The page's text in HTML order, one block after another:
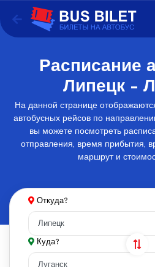
Расписание
Липецк -
На данной странице
автобусных рейсов по
вы можете посмотреть
отправления, время прибытия,
маршрут и
Откуда?
Куда?